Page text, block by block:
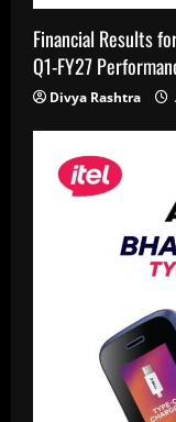
Financial Results
Q1-FY27
Divya Rashtra